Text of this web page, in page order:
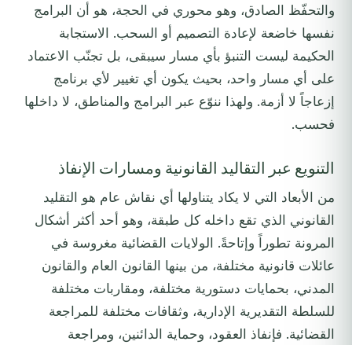
والتحفّظ الصادق، وهو محوري في الحجة، هو أن البرامج
نفسها خاضعة لإعادة التصميم أو السحب. الاستجابة
الحكيمة ليست التنبؤ بأي مسار سيبقى، بل تجنّب الاعتماد
على أي مسار واحد، بحيث يكون أي تغيير لأي برنامج
إزعاجاً لا أزمة. ولهذا ننوّع عبر البرامج والمناطق، لا داخلها
فحسب.
التنويع عبر التقاليد القانونية ومسارات الإنفاذ
من الأبعاد التي لا يكاد يتناولها أي نقاش عام هو التقليد
القانوني الذي تقع داخله كل طبقة، وهو أحد أكثر أشكال
المرونة تطوراً وإتاحةً. الولايات القضائية مغروسة في
عائلات قانونية مختلفة، من بينها القانون العام والقانون
المدني، بحمايات دستورية مختلفة، ومقاربات مختلفة
للسلطة التقديرية الإدارية، وثقافات مختلفة للمراجعة
القضائية. فإنفاذ العقود، وحماية الدائنين، ومراجعة